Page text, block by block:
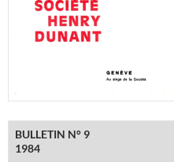
BULLETIN N° 9
1984